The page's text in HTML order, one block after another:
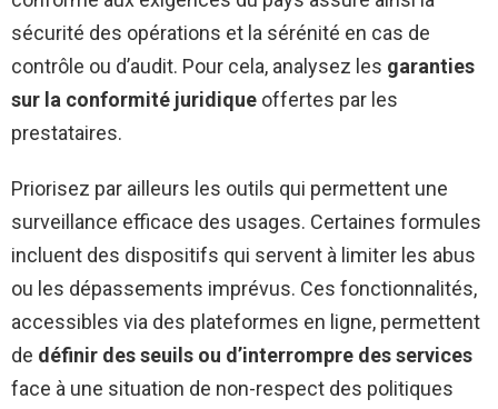
sécurité des opérations et la sérénité en cas de
contrôle ou d’audit. Pour cela, analysez les garanties
sur la conformité juridique offertes par les
prestataires.
Priorisez par ailleurs les outils qui permettent une
surveillance efficace des usages. Certaines formules
incluent des dispositifs qui servent à limiter les abus
ou les dépassements imprévus. Ces fonctionnalités,
accessibles via des plateformes en ligne, permettent
de définir des seuils ou d’interrompre des services
face à une situation de non-respect des politiques